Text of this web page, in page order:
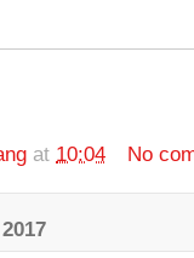
at 10:04 No